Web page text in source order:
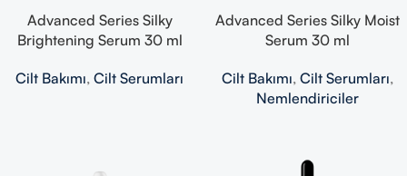
Advanced Series Silky
Brightening Serum 30 ml
Cilt Bakımı, Cilt Serumları
Advanced Series Silky Moist
Serum 30 ml
Cilt Bakımı, Cilt Serumları,
Nemlendiriciler